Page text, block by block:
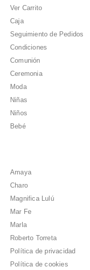
Ver Carrito
Caja
Seguimiento de Pedidos
Condiciones
Comunión
Ceremonia
Moda
Niñas
Niños
Bebé
Amaya
Charo
Magnifica Lulú
Mar Fe
Marla
Roberto Torreta
Política de privacidad
Política de cookies